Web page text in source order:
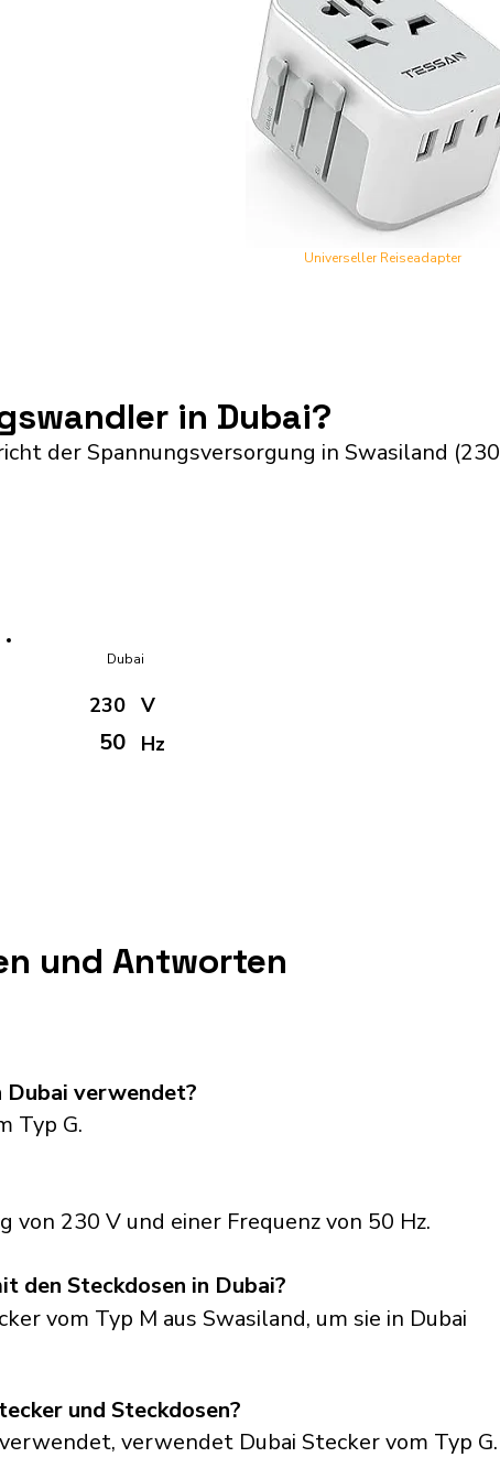
Universeller Reiseadapter
in Dubai?
der Spannungsversorgung in Swasiland (230
Dubai
230
50
V
Hz
und Antworten
verwendet?
Typ G.
230 V und einer Frequenz von 50 Hz.
den Steckdosen in Dubai?
vom Typ M aus Swasiland, um sie in Dubai
verwendet Dubai Stecker vom Typ G.
und Steckdosen?